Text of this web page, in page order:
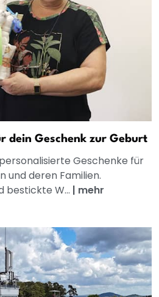
dein Geschenk zur Geburt
Geschenke für
und deren Familien.
bestickte W... | mehr